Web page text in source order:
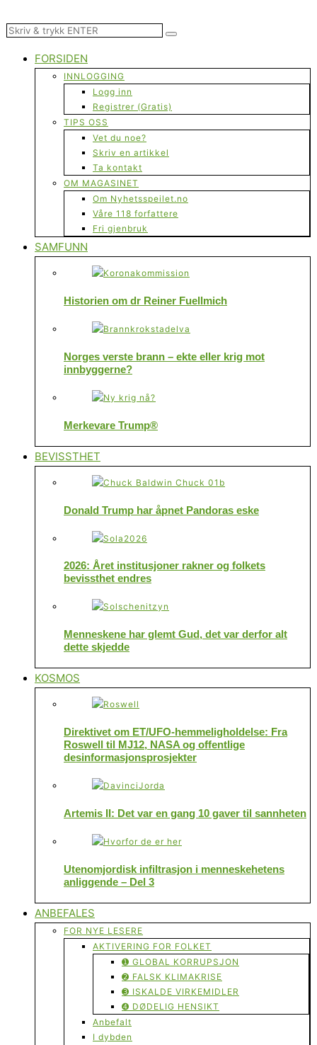
FORSIDEN
INNLOGGING
Logg inn
Registrer (Gratis)
TIPS OSS
Vet du noe?
Skriv en artikkel
Ta kontakt
OM MAGASINET
Om Nyhetsspeilet.no
Våre 118 forfattere
Fri gjenbruk
SAMFUNN
Historien om dr Reiner Fuellmich
Norges verste brann – ekte eller krig mot
innbyggerne?
Merkevare Trump®
BEVISSTHET
Donald Trump har åpnet Pandoras eske
2026: Året institusjoner rakner og folkets
bevissthet endres
Menneskene har glemt Gud, det var derfor alt
dette skjedde
KOSMOS
Direktivet om ET/UFO-hemmeligholdelse: Fra
Roswell til MJ12, NASA og offentlige
desinformasjonsprosjekter
Artemis II: Det var en gang 10 gaver til sannheten
Utenomjordisk infiltrasjon i menneskehetens
anliggende – Del 3
ANBEFALES
FOR NYE LESERE
AKTIVERING FOR FOLKET
➊ GLOBAL KORRUPSJON
➋ FALSK KLIMAKRISE
➌ ISKALDE VIRKEMIDLER
➍ DØDELIG HENSIKT
Anbefalt
I dybden